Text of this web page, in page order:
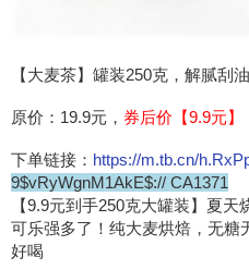
【大麦茶】罐装250克，解腻刮
原价：19.9元， 券后价【9.9元】
下单链接： https://m.tb.cn/
9$vRyWgnM1AkE$:// CA1371
【9.9元到手250克大罐装】夏
可乐强多了！纯大麦烘焙，无糖
好喝